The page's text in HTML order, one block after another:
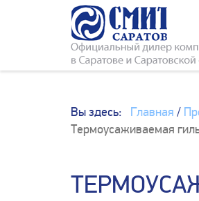
Вы здесь: Главная /
Термоусаживаемая